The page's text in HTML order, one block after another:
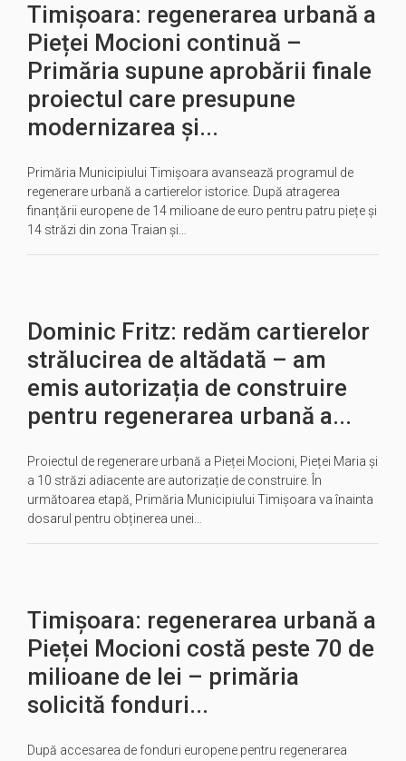
Timișoara: regenerarea urbană a
Pieței Mocioni continuă –
Primăria supune aprobării finale
proiectul care presupune
modernizarea și...
Primăria Municipiului Timișoara avansează programul de
regenerare urbană a cartierelor istorice. După atragerea
finanțării europene de 14 milioane de euro pentru patru piețe și
14 străzi din zona Traian și…
Dominic Fritz: redăm cartierelor
strălucirea de altădată – am
emis autorizația de construire
pentru regenerarea urbană a...
Proiectul de regenerare urbană a Pieței Mocioni, Pieței Maria și
a 10 străzi adiacente are autorizație de construire. În
următoarea etapă, Primăria Municipiului Timișoara va înainta
dosarul pentru obținerea unei…
Timișoara: regenerarea urbană a
Pieței Mocioni costă peste 70 de
milioane de lei – primăria
solicită fonduri...
După accesarea de fonduri europene pentru regenerarea